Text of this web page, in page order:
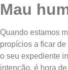
Mau
Quando estamos
propícios a ficar
o seu expediente
intenção, é hora